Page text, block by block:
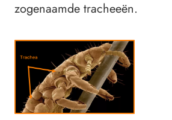
zogenaamde tracheeën.